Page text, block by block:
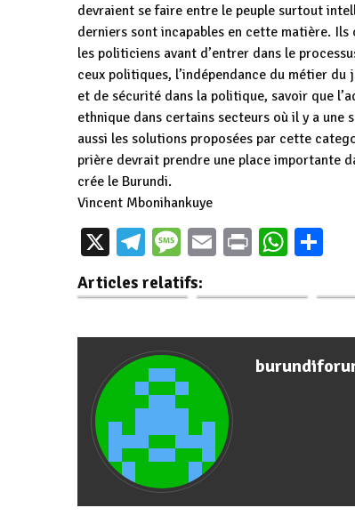
devraient se faire entre le peuple surtout
derniers sont incapables en cette matière.
les politiciens avant d’entrer dans le
ceux politiques, l’indépendance du métier
et de sécurité dans la politique, savoir que
ethnique dans certains secteurs où il y a une
aussi les solutions proposées par cette
prière devrait prendre une place importante
crée le Burundi.
Vincent Mbonihankuye
X Telegram
Message
EmailPrint
Articles relatifs:
Le Président
de moralisation à…
Le Président
Ndayishimiye